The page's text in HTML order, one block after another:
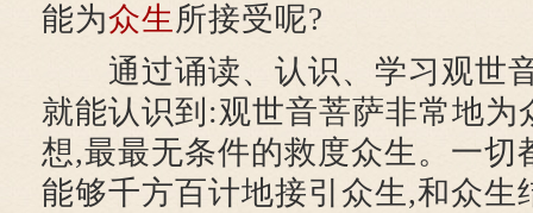
能为众生 所接受呢?
通过诵读、认识、学习观世
就能认识到:观世音菩萨非常地为
想,最最无条件的救度众生。一切
能够千方百计地接引众生,和众生